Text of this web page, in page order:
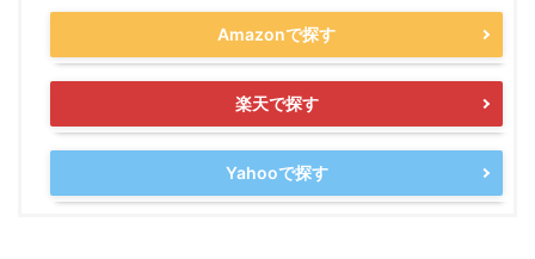
Amazonで探す
楽天で探す
Yahooで探す